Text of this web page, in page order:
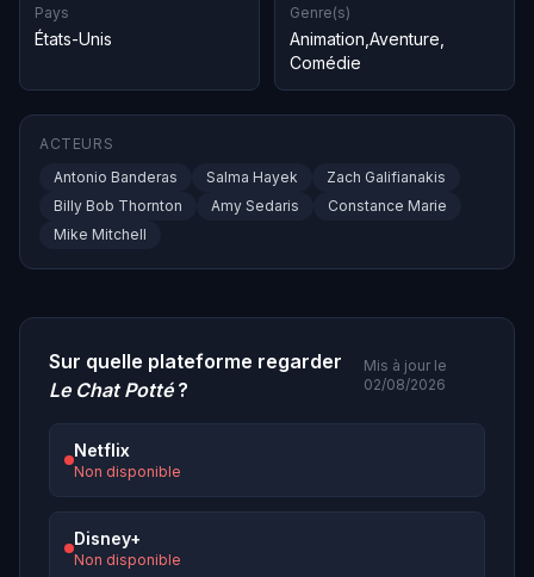
Pays
États-Unis
Genre(s)
Animation Aventure
Comédie
ACTEURS
Antonio Banderas
Salma Hayek
Zach Galifianakis
Billy Bob Thornton
Amy Sedaris
Constance Marie
Mike Mitchell
Sur quelle plateforme regarder
Le Chat Potté?
Mis à jour le
02/08/2026
Netflix
Non disponible
Disney+
Non disponible